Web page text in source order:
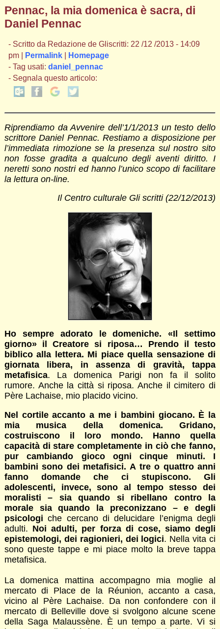
Pennac, la mia domenica è sacra, di
Daniel Pennac
- Scritto da Redazione de Gliscritti: 22 /12 /2013 - 14:09
pm |
Permalink|
Homepage
- Tag usati: daniel_pennac
- Segnala questo articolo:
Riprendiamo da Avvenire dell’1/1/2013 un testo dello
scrittore Daniel Pennac. Restiamo a disposizione per
l’immediata rimozione se la presenza sul nostro sito
non fosse gradita a qualcuno degli aventi diritto. I
neretti sono nostri ed hanno l’unico scopo di facilitare
la lettura on-line.
Il Centro culturale Gli scritti (22/12/2013)
Ho sempre adorato le domeniche. «Il settimo
giorno» il Creatore si riposa… Prendo il testo
biblico alla lettera. Mi piace quella sensazione di
giornata libera, in assenza di gravità, tappa
metafisica. La domenica Parigi non fa il solito
rumore. Anche la città si riposa. Anche il cimitero di
Père Lachaise, mio placido vicino.
Nel cortile accanto a me i bambini giocano. È la
mia musica della domenica. Gridano,
costruiscono il loro mondo. Hanno quella
capacità di stare completamente in ciò che fanno,
pur cambiando gioco ogni cinque minuti. I
bambini sono dei metafisici. A tre o quattro anni
fanno domande che ci stupiscono. Gli
adolescenti, invece, sono al tempo stesso dei
moralisti – sia quando si ribellano contro la
morale sia quando la preconizzano – e degli
psicologi che cercano di delucidare l’enigma degli
adulti. Noi adulti, per forza di cose, siamo degli
epistemologi, dei ragionieri, dei logici. Nella vita ci
sono queste tappe e mi piace molto la breve tappa
metafisica.
La domenica mattina accompagno mia moglie al
mercato di Place de la Réunion, accanto a casa,
vicino al Père Lachaise. Da non confondere con il
mercato di Belleville dove si svolgono alcune scene
della Saga Malaussène. È un tempo a parte. Vi si